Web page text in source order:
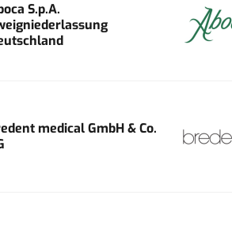
S.p.A.
medical GmbH & Co.